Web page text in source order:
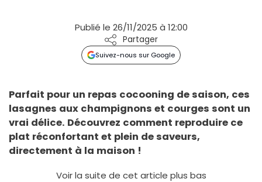
Publié le 26/11/2025 à 12:00
Partager
Suivez-nous sur Google
Parfait pour un repas cocooning de saison, ces
lasagnes aux champignons et courges sont un
vrai délice. Découvrez comment reproduire ce
plat réconfortant et plein de saveurs,
directement à la maison !
Voir la suite de cet article plus bas